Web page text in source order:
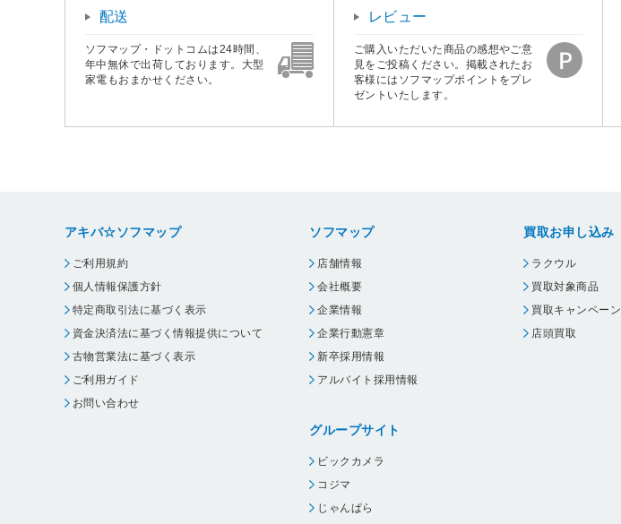
配送
ソフマップ・ドットコムは24時間、
年中無休で出荷しております。大型
家電もおまかせください。
レビュー
ご購入いただいた商品の感想やご意
見をご投稿ください。掲載されたお
客様にはソフマップポイントをプレ
ゼントいたします。
アキバ☆ソフマップ
ご利用規約
個人情報保護方針
特定商取引法に基づく表示
資金決済法に基づく情報提供について
古物営業法に基づく表示
ご利用ガイド
お問い合わせ
ソフマップ
店舗情報
会社概要
企業情報
企業行動憲章
新卒採用情報
アルバイト採用情報
グループサイト
ビックカメラ
コジマ
じゃんぱら
買取お申し込み
ラクウル
買取対象商品
買取キャンペーン
店頭買取